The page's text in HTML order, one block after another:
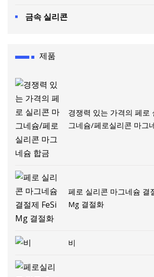
금속 실리콘
제품
경쟁력 있는 가격의 페로
그네슘/페로실리콘 마그
페로 실리콘 마그네슘 결
Mg 결절화
비